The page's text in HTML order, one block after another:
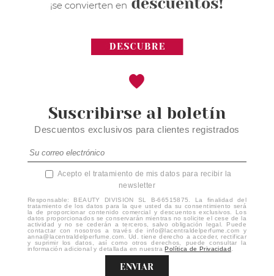
Suscribirse al boletín
Descuentos exclusivos para clientes registrados
Acepto el tratamiento de mis datos para recibir la
newsletter
Responsable: BEAUTY DIVISION SL B-66515875. La finalidad del
tratamiento de los datos para la que usted da su consentimiento será
la de proporcionar contenido comercial y descuentos exclusivos. Los
datos proporcionados se conservarán mientras no solicite el cese de la
actividad y no se cederán a terceros, salvo obligación legal. Puede
contactar con nosotros a través de info@lacentraldelperfume.com y
anna@lacentraldelperfume.com. Ud. tiene derecho a acceder, rectificar
y suprimir los datos, así como otros derechos, puede consultar la
información adicional y detallada en nuestra Política de Privacidad .
ENVIAR